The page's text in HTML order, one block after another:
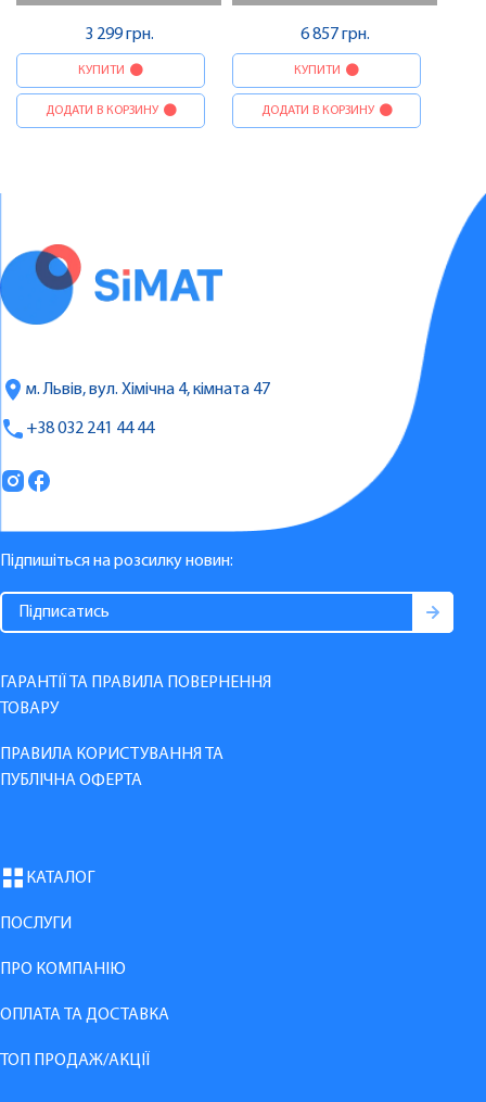
3 299 грн.
КУПИТИ
ДОДАТИ В КОРЗИНУ
6 857 грн.
КУПИТИ
ДОДАТИ В КОРЗИНУ
м. Львів, вул. Хімічна 4, кімната 47
+38 032 241 44 44
Підпишіться на розсилку новин:
ГАРАНТІЇ ТА ПРАВИЛА ПОВЕРНЕННЯ
ТОВАРУ
ПРАВИЛА КОРИСТУВАННЯ ТА
ПУБЛІЧНА ОФЕРТА
КАТАЛОГ
ПОСЛУГИ
ПРО КОМПАНІЮ
ОПЛАТА ТА ДОСТАВКА
ТОП ПРОДАЖ/АКЦІЇ